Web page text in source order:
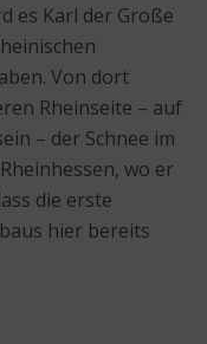
es Karl der Große
Von dort
Rheinseite – auf
– der Schnee im
wo er
die erste
hier bereits